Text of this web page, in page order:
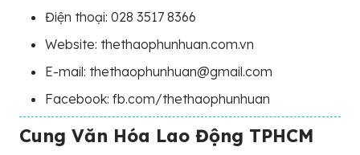
Điện thoại: 028 3517 8366
Website: thethaophunhuan.com.vn
E-mail: thethaophunhuan@gmail.com
Facebook: fb.com/thethaophunhuan
Cung Văn Hóa Lao Động TPHCM